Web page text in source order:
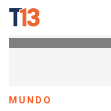
MUNDO